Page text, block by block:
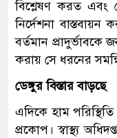
বিশ্লেষণ করত এবং
নির্দেশনা
বর্তমান প্রাদুর্ভাবকে
করায় সে ধরনের
ডেঙ্গুর বিস্তার বাড়ছে
এদিকে হাম
প্রকোপ। স্বাস্থ্য